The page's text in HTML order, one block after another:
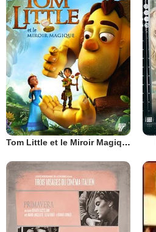
Tom Little et le Miroir Magique